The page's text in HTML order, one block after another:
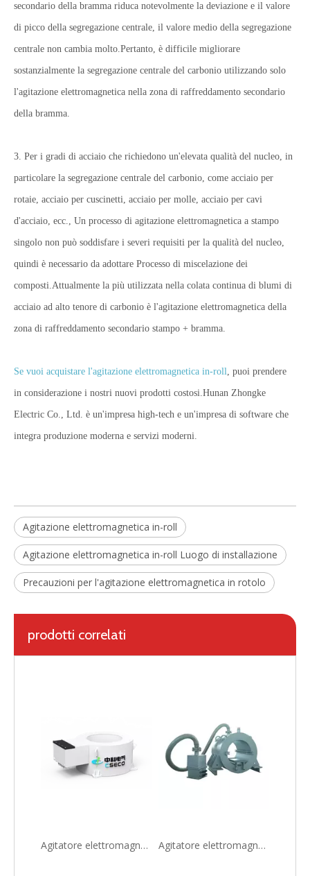
secondario della bramma riduca notevolmente la deviazione e il valore
di picco della segregazione centrale, il valore medio della segregazione
centrale non cambia molto.Pertanto, è difficile migliorare
sostanzialmente la segregazione centrale del carbonio utilizzando solo
l'agitazione elettromagnetica nella zona di raffreddamento secondario
della bramma.
3. Per i gradi di acciaio che richiedono un'elevata qualità del nucleo, in
particolare la segregazione centrale del carbonio, come acciaio per
rotaie, acciaio per cuscinetti, acciaio per molle, acciaio per cavi
d'acciaio, ecc., Un processo di agitazione elettromagnetica a stampo
singolo non può soddisfare i severi requisiti per la qualità del nucleo,
quindi è necessario da adottare Processo di miscelazione dei
composti.Attualmente la più utilizzata nella colata continua di blumi di
acciaio ad alto tenore di carbonio è l'agitazione elettromagnetica della
zona di raffreddamento secondario stampo + bramma.
Se vuoi acquistare l'agitazione elettromagnetica in-roll, puoi prendere
in considerazione i nostri nuovi prodotti costosi.Hunan Zhongke
Electric Co., Ltd. è un'impresa high-tech e un'impresa di software che
integra produzione moderna e servizi moderni.
Agitazione elettromagnetica in-roll
Agitazione elettromagnetica in-roll Luogo di installazione
Precauzioni per l'agitazione elettromagnetica in rotolo
prodotti correlati
Agitatore elettromagnetico MEMS per stampi professionali di alta qualità per colata continua Agitatore elettromagnetico finale (F-EMS) per colata continua (CCM)